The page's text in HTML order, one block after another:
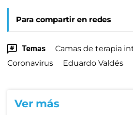
Para compartir en redes
Temas
Camas de terapia
Coronavirus
Eduardo Valdés
Ver más